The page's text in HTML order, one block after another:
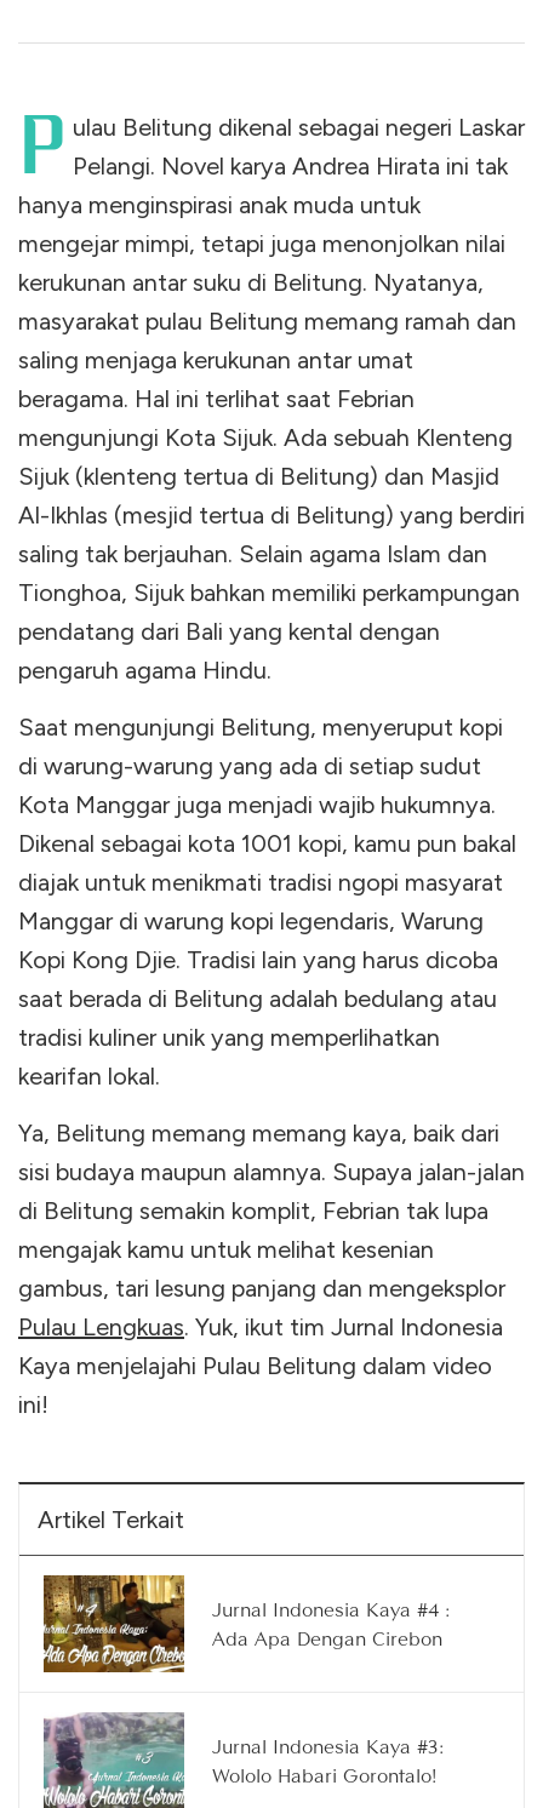
P ulau Belitung dikenal sebagai negeri Laskar
Pelangi. Novel karya Andrea Hirata ini tak
hanya menginspirasi anak muda untuk
mengejar mimpi, tetapi juga menonjolkan nilai
kerukunan antar suku di Belitung. Nyatanya,
masyarakat pulau Belitung memang ramah dan
saling menjaga kerukunan antar umat
beragama. Hal ini terlihat saat Febrian
mengunjungi Kota Sijuk. Ada sebuah Klenteng
Sijuk (klenteng tertua di Belitung) dan Masjid
Al-Ikhlas (mesjid tertua di Belitung) yang berdiri
saling tak berjauhan. Selain agama Islam dan
Tionghoa, Sijuk bahkan memiliki perkampungan
pendatang dari Bali yang kental dengan
pengaruh agama Hindu.
Saat mengunjungi Belitung, menyeruput kopi
di warung-warung yang ada di setiap sudut
Kota Manggar juga menjadi wajib hukumnya.
Dikenal sebagai kota 1001 kopi, kamu pun bakal
diajak untuk menikmati tradisi ngopi masyarat
Manggar di warung kopi legendaris, Warung
Kopi Kong Djie. Tradisi lain yang harus dicoba
saat berada di Belitung adalah bedulang atau
tradisi kuliner unik yang memperlihatkan
kearifan lokal.
Ya, Belitung memang memang kaya, baik dari
sisi budaya maupun alamnya. Supaya jalan-jalan
di Belitung semakin komplit, Febrian tak lupa
mengajak kamu untuk melihat kesenian
gambus, tari lesung panjang dan mengeksplor
Pulau Lengkuas. Yuk, ikut tim Jurnal Indonesia
Kaya menjelajahi Pulau Belitung dalam video
ini!
Artikel Terkait
Jurnal Indonesia Kaya #4 :
Ada Apa Dengan Cirebon
Jurnal Indonesia Kaya #3:
Wololo Habari Gorontalo!